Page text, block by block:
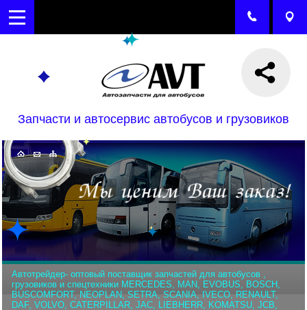
Запчасти и автосервис автобусов и грузовиков
Автотрейдер- оптовый поставщик запчастей для автобусов ,
грузовиков и спецтехники MERCEDES, MAN, EVOBUS, BOSCH,
BUSCOMFORT, NEOPLAN, SETRA, SCANIA, IVECO, RENAULT,
DAF, VOLVO, CATERPILLAR, JAC, LIEBHERR, KOMATSU, JCB,